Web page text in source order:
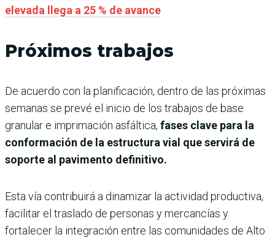
elevada llega a 25 % de avance
Próximos trabajos
De acuerdo con la planificación, dentro de las próximas
semanas se prevé el inicio de los trabajos de base
granular e imprimación asfáltica, fases clave para la
conformación de la estructura vial que servirá de
soporte al pavimento definitivo.
Esta vía contribuirá a dinamizar la actividad productiva,
facilitar el traslado de personas y mercancías y
fortalecer la integración entre las comunidades de Alto